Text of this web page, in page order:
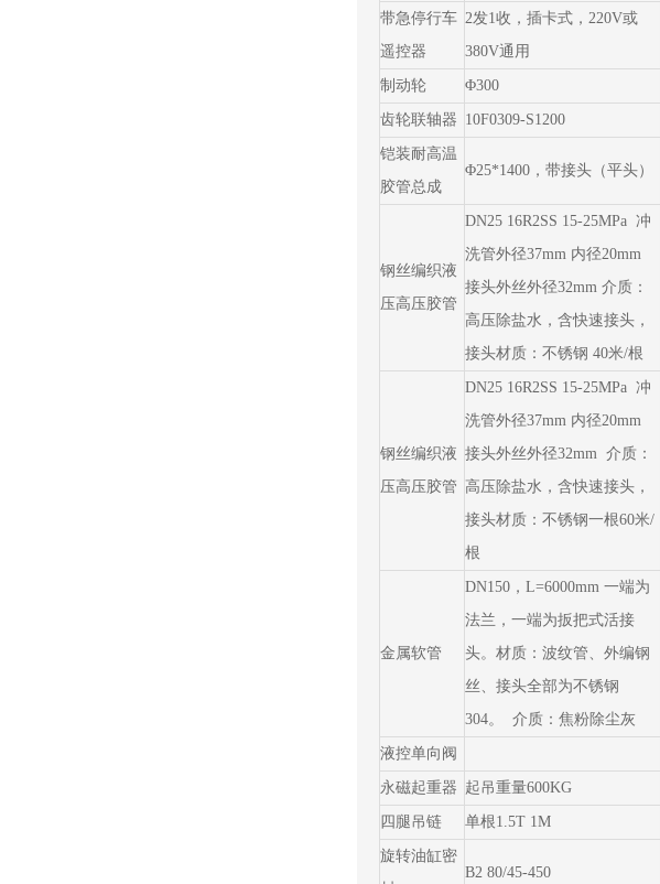
带急停行车
遥控器
2发1收，插卡式，220V或
380V通用
制动轮 Φ300
齿轮联轴器 10F0309-S1200
铠装耐高温
胶管总成
Φ25*1400，带接头（平头）
钢丝编织液
压高压胶管
DN25 16R2SS 15-25MPa 冲
洗管外径37mm 内径20mm
接头外丝外径32mm 介质：
高压除盐水，含快速接头，
接头材质：不锈钢 40米/根
钢丝编织液
压高压胶管
DN25 16R2SS 15-25MPa 冲
洗管外径37mm 内径20mm
接头外丝外径32mm 介质：
高压除盐水，含快速接头，
接头材质：不锈钢一根60米/
根
金属软管
DN150，L=6000mm 一端为
法兰，一端为扳把式活接
头。材质：波纹管、外编钢
丝、接头全部为不锈钢
304。 介质：焦粉除尘灰
液控单向阀
永磁起重器 起吊重量600KG
四腿吊链 单根1.5T 1M
旋转油缸密
B2 80/45-450